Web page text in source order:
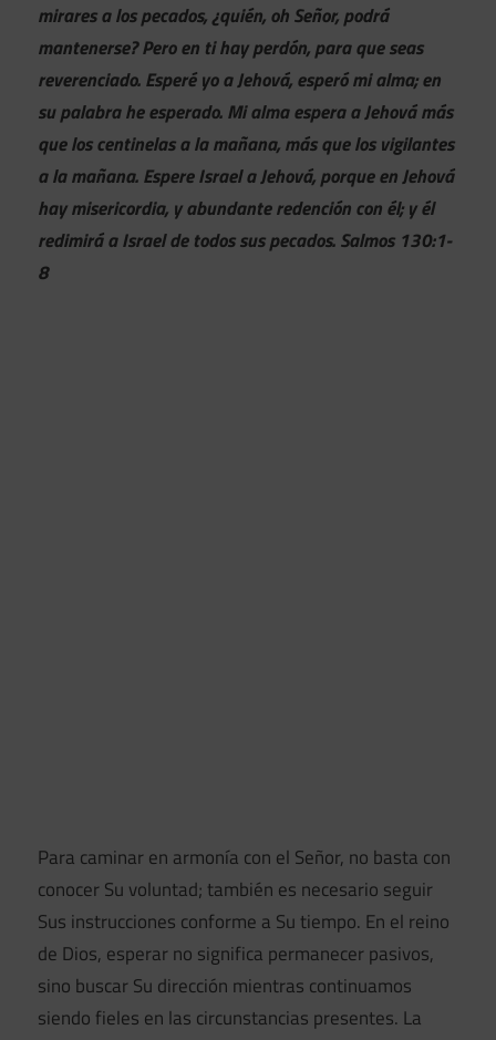
mirares a los pecados, ¿quién, oh Señor, podrá
mantenerse? Pero en ti hay perdón, para que seas
reverenciado. Esperé yo a Jehová, esperó mi alma; en
su palabra he esperado. Mi alma espera a Jehová más
que los centinelas a la mañana, más que los vigilantes
a la mañana. Espere Israel a Jehová, porque en Jehová
hay misericordia, y abundante redención con él; y él
redimirá a Israel de todos sus pecados. Salmos 130:1-
8
Para caminar en armonía con el Señor, no basta con
conocer Su voluntad; también es necesario seguir
Sus instrucciones conforme a Su tiempo. En el reino
de Dios, esperar no significa permanecer pasivos,
sino buscar Su dirección mientras continuamos
siendo fieles en las circunstancias presentes. La